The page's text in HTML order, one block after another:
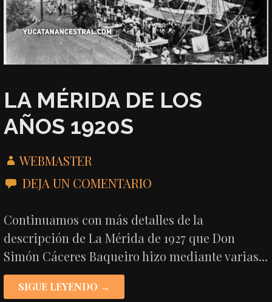
LA MÉRIDA DE LOS
AÑOS 1920S
WEBMASTER
DEJA UN COMENTARIO
Continuamos con más detalles de la
descripción de La Mérida de 1927 que Don
Simón Cáceres Baqueiro hizo mediante varias…
SIGUE LEYENDO →